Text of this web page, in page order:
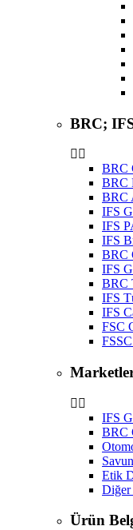
BRC;
BRC
BRC
BRC
IFS
IFS
IFS
BRC
IFS
BRC
IFS
IFS
FSC
IFS
BRC
Etik
Diğer
Ürün